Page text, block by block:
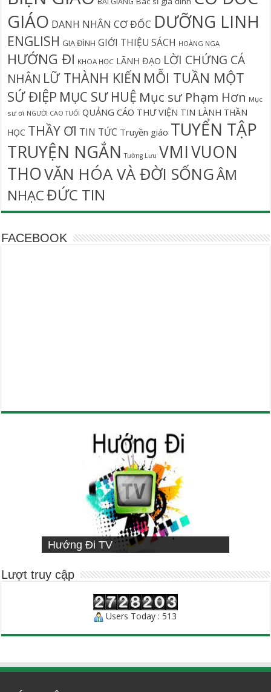
GIÁO DANH NHÂN CƠ ĐỐC DƯỠNG LINH
ENGLISH GIA ĐÌNH GIỚI THIỆU SÁCH HOÀNG NGA
HƯỚNG ĐI KHOA HỌC LÃNH ĐẠO LỜI CHỨNG CÁ
NHÂN LỮ THÀNH KIẾN MỖI TUẦN MỘT
SỨ ĐIỆP MỤC SƯ HUỆ Mục sư Phạm Hơn Mục
sư ơi NGƯỜI CAO TUỔI QUẢNG CÁO THƯ VIỆN TIN LÀNH THẦN
HỌC THẦY ƠI TIN TỨC Truyền giáo TUYỂN TẬP
TRUYỆN NGẮN Tường Lưu VMIVUON
THOVĂN HÓA VÀ ĐỜI SỐNGÂM
NHẠCĐỨC TIN
FACEBOOK
Hướng Đi TV
Sống Đạo
VIETNAMESE MISSIONARY
INSTITUTE
Người Chăn Bầy
Lượt truy cập
Users Today : 513